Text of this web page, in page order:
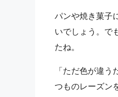
パンや焼き菓子
いでしょう。で
たね。
「ただ色が違
つものレーズン